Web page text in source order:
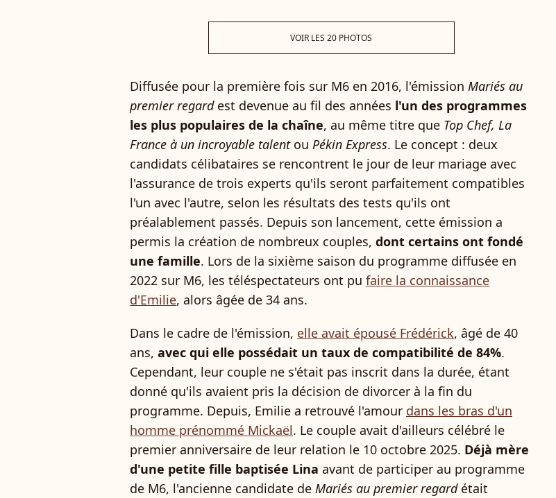
VOIR LES 20 PHOTOS
Diffusée pour la première fois sur M6 en 2016, l'émission Mariés au
premier regardest devenue au fil des années l'un des programmes
les plus populaires de la chaîne, au même titre que Top Chef, La
France à un incroyable talent ou Pékin Express. Le concept : deux
candidats célibataires se rencontrent le jour de leur mariage avec
l'assurance de trois experts qu'ils seront parfaitement compatibles
l'un avec l'autre, selon les résultats des tests qu'ils ont
préalablement passés. Depuis son lancement, cette émission a
permis la création de nombreux couples, dont certains ont fondé
une famille. Lors de la sixième saison du programme diffusée en
2022 sur M6, les téléspectateurs ont pu faire la connaissance
d'Emilie, alors âgée de 34 ans.
Dans le cadre de l'émission, elle avait épousé Frédérick, âgé de 40
ans, avec qui elle possédait un taux de compatibilité de 84%.
Cependant, leur couple ne s'était pas inscrit dans la durée, étant
donné qu'ils avaient pris la décision de divorcer à la fin du
programme. Depuis, Emilie a retrouvé l'amour dans les bras d'un
homme prénommé Mickaël. Le couple avait d'ailleurs célébré le
premier anniversaire de leur relation le 10 octobre 2025. Déjà mère
d'une petite fille baptisée Lina avant de participer au programme
de M6, l'ancienne candidate de Mariés au premier regardétait